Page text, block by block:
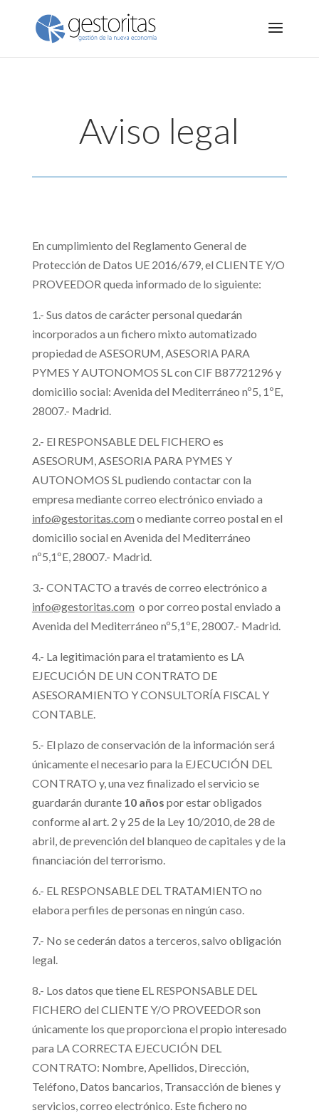
Aviso legal
En cumplimiento del Reglamento General de
Protección de Datos UE 2016/679, el CLIENTE Y/O
PROVEEDOR queda informado de lo siguiente:
1.- Sus datos de carácter personal quedarán
incorporados a un fichero mixto automatizado
propiedad de ASESORUM, ASESORIA PARA
PYMES Y AUTONOMOS SL con CIF B87721296 y
domicilio social: Avenida del Mediterráneo nº5, 1ºE,
28007.- Madrid.
2.- El RESPONSABLE DEL FICHERO es
ASESORUM, ASESORIA PARA PYMES Y
AUTONOMOS SL pudiendo contactar con la
empresa mediante correo electrónico enviado a
info@gestoritas.com o mediante correo postal en el
domicilio social en Avenida del Mediterráneo
nº5,1ºE, 28007.- Madrid.
3.- CONTACTO a través de correo electrónico a
info@gestoritas.com o por correo postal enviado a
Avenida del Mediterráneo nº5,1ºE, 28007.- Madrid.
4.- La legitimación para el tratamiento es LA
EJECUCIÓN DE UN CONTRATO DE
ASESORAMIENTO Y CONSULTORÍA FISCAL Y
CONTABLE.
5.- El plazo de conservación de la información será
únicamente el necesario para la EJECUCIÓN DEL
CONTRATO y, una vez finalizado el servicio se
guardarán durante 10 años por estar obligados
conforme al art. 2 y 25 de la Ley 10/2010, de 28 de
abril, de prevención del blanqueo de capitales y de la
financiación del terrorismo.
6.- EL RESPONSABLE DEL TRATAMIENTO no
elabora perfiles de personas en ningún caso.
7.- No se cederán datos a terceros, salvo obligación
legal.
8.- Los datos que tiene EL RESPONSABLE DEL
FICHERO del CLIENTE Y/O PROVEEDOR son
únicamente los que proporciona el propio interesado
para LA CORRECTA EJECUCIÓN DEL
CONTRATO: Nombre, Apellidos, Dirección,
Teléfono, Datos bancarios, Transacción de bienes y
servicios, correo electrónico. Este fichero no